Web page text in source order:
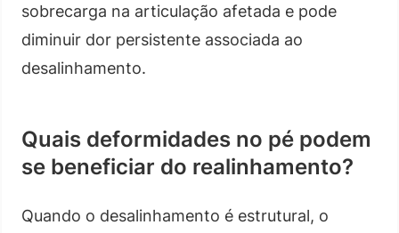
sobrecarga na articulação afetada e pode
diminuir dor persistente associada ao
desalinhamento.
Quais deformidades no pé podem
se beneficiar do realinhamento?
Quando o desalinhamento é estrutural, o